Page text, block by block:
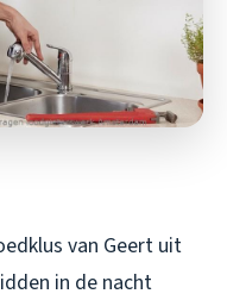
van Geert uit
in de nacht